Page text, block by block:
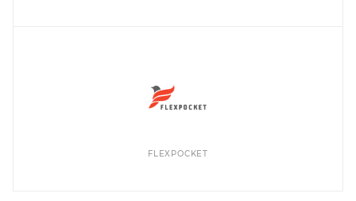
FLEXPOCKET